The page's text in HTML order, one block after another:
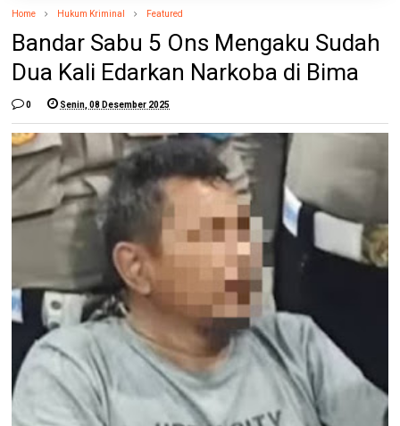
Home Hukum Kriminal Featured
Bandar Sabu 5 Ons Mengaku Sudah
Dua Kali Edarkan Narkoba di Bima
0 Senin, 08 Desember 2025